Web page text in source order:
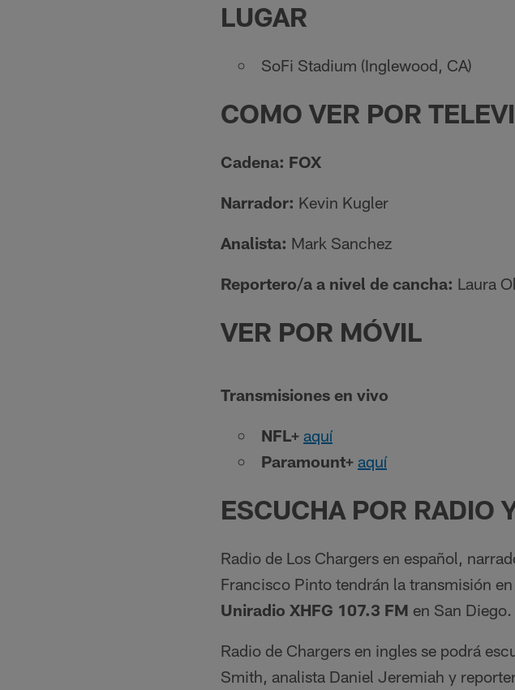
LUGAR
SoFi Stadium (Inglewood, CA)
COMO VER POR
Cadena: FOX
Narrador: Kevin Kugler
Analista: Mark Sanchez
Reportero/a a nivel de cancha: Laura
VER POR MÓVIL
Transmisiones en vivo
NFL+ aquí
Paramount+ aquí
ESCUCHA POR RADIO
Radio de Los Chargers en español,
Francisco Pinto tendrán la transmisión
Uniradio XHFG 107.3 FM en San Diego.
Radio de Chargers en ingles se podrá
Smith, analista Daniel Jeremiah y